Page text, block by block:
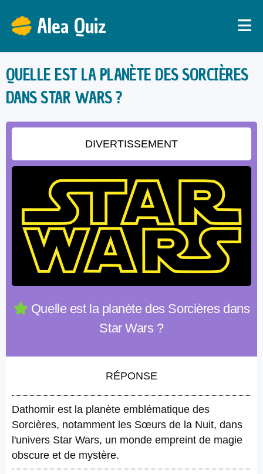
Alea Quiz
QUELLE EST LA PLANÈTE DES SORCIÈRES
DANS STAR WARS ?
DIVERTISSEMENT
Quelle est la planète des Sorcières dans
Star Wars ?
RÉPONSE
Dathomir est la planète emblématique des
Sorcières, notamment les Sœurs de la Nuit, dans
l'univers Star Wars, un monde empreint de magie
obscure et de mystère.